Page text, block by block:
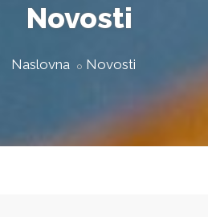
Novosti
Naslovna Novosti